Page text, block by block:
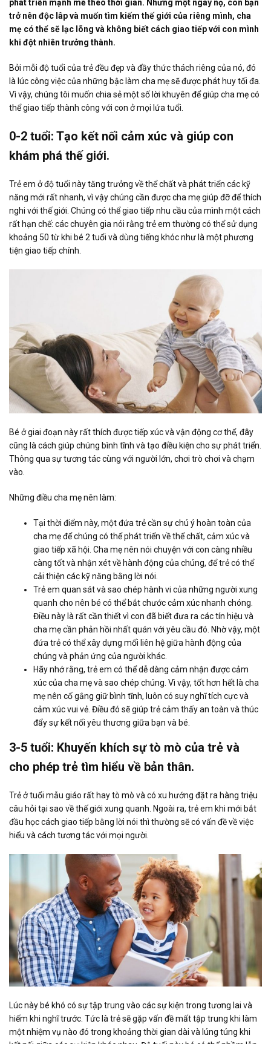
phát triển mạnh mẽ theo thời gian. Nhưng một ngày nọ, con bạn
trở nên độc lâp và muốn tìm kiếm thế giới của riêng mình, cha
mẹ có thể sẽ lạc lõng và không biết cách giao tiếp với con mình
khi đột nhiên trưởng thành.
Bởi mỗi độ tuổi của trẻ đều đẹp và đầy thức thách riêng của nó, đó
là lúc công việc của những bậc làm cha mẹ sẽ được phát huy tối đa.
Vì vậy, chúng tôi muốn chia sẻ một số lời khuyên để giúp cha mẹ có
thể giao tiếp thành công với con ở mọi lứa tuổi.
0-2 tuổi: Tạo kết nối cảm xúc và giúp con
khám phá thế giới.
Trẻ em ở độ tuổi này tăng trưởng về thể chất và phát triển các kỹ
năng mới rất nhanh, vì vậy chúng cần được cha mẹ giúp đỡ để thích
nghi với thế giới. Chúng có thể giao tiếp nhu cầu của mình một cách
rất hạn chế: các chuyên gia nói rằng trẻ em thường có thể sử dụng
khoảng 50 từ khi bé 2 tuổi và dùng tiếng khóc như là một phương
tiện giao tiếp chính.
Bé ở giai đoạn này rất thích được tiếp xúc và vận động cơ thể, đây
cũng là cách giúp chúng bình tĩnh và tạo điều kiện cho sự phát triển.
Thông qua sự tương tác cùng với người lớn, chơi trò chơi và chạm
vào.
Những điều cha mẹ nên làm:
Tại thời điểm này, một đứa trẻ cần sự chú ý hoàn toàn của
cha mẹ để chúng có thể phát triển về thể chất, cảm xúc và
giao tiếp xã hội. Cha mẹ nên nói chuyện với con càng nhiều
càng tốt và nhận xét về hành động của chúng, để trẻ có thể
cải thiện các kỹ năng bằng lời nói.
Trẻ em quan sát và sao chép hành vi của những người xung
quanh cho nên bé có thể bắt chước cảm xúc nhanh chóng.
Điều này là rất cần thiết vì con đã biết đưa ra các tín hiệu và
cha mẹ cần phản hồi nhất quán với yêu cầu đó. Nhờ vậy, một
đứa trẻ có thể xây dựng mối liên hệ giữa hành động của
chúng và phản ứng của người khác.
Hãy nhớ rằng, trẻ em có thể dễ dàng cảm nhận được cảm
xúc của cha mẹ và sao chép chúng. Vì vậy, tốt hơn hết là cha
mẹ nên cố gắng giữ bình tĩnh, luôn có suy nghĩ tích cực và
cảm xúc vui vẻ. Điều đó sẽ giúp trẻ cảm thấy an toàn và thúc
đẩy sự kết nối yêu thương giữa bạn và bé.
3-5 tuổi: Khuyến khích sự tò mò của trẻ và
cho phép trẻ tìm hiểu về bản thân.
Trẻ ở tuổi mẫu giáo rất hay tò mò và có xu hướng đặt ra hàng triệu
câu hỏi tại sao về thế giới xung quanh. Ngoài ra, trẻ em khi mới bắt
đầu học cách giao tiếp bằng lời nói thì thường sẽ có vấn đề về việc
hiểu và cách tương tác với mọi người.
Lúc này bé khó có sự tập trung vào các sự kiện trong tương lai và
hiếm khi nghĩ trước. Tức là trẻ sẽ gặp vấn đề mất tập trung khi làm
một nhiệm vụ nào đó trong khoảng thời gian dài và lúng túng khi